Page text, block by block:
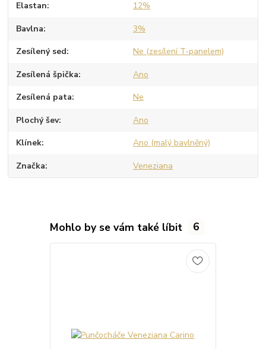
Elastan 12%
Bavlna 3%
Zesílený sed Ne (zesílení T-panelem)
Zesílená špička Ano
Zesílená pata Ne
Plochý šev Ano
Klínek Ano (malý bavlněný)
Značka Veneziana
Mohlo by se vám také líbit 6